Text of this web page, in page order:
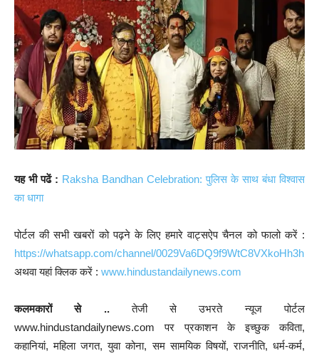
यह भी पढें : Raksha Bandhan Celebration: पुलिस के साथ बंधा विश्वास
का धागा
पोर्टल की सभी खबरों को पढ़ने के लिए हमारे वाट्सऐप चैनल को फालो करें :
https://whatsapp.com/channel/0029Va6DQ9f9WtC8VXkoHh3h
अथवा यहां क्लिक करें : www.hindustandailynews.com
कलमकारों से ..तेजी से उभरते न्यूज पोर्टल
www.hindustandailynews.com पर प्रकाशन के इच्छुक कविता,
कहानियां, महिला जगत, युवा कोना, सम सामयिक विषयों, राजनीति, धर्म-कर्म,